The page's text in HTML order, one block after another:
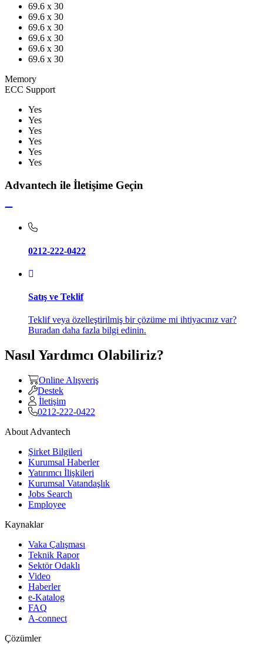
69.6 x 30
69.6 x 30
69.6 x 30
69.6 x 30
69.6 x 30
69.6 x 30
Memory
ECC Support
Yes
Yes
Yes
Yes
Yes
Yes
Advantech ile İletişime Geçin
0212-222-0422
Satış ve Teklif
Teklif veya özelleştirilmiş bir çözüme mi ihtiyacınız var?
Buradan daha fazla bilgi edinin.
Nasıl Yardımcı Olabiliriz?
Online Alışveriş
Destek
İletişim
0212-222-0422
About Advantech
Şirket Bilgileri
Kurumsal Haberler
Yatırımcı İlişkileri
Kurumsal Vatandaşlık
Jobs Search
Employee
Kaynaklar
Vaka Çalışması
Teknik Rapor
Sektör Odaklı
Video
Haberler
e-Katalog
FAQ
A-connect
Çözümler